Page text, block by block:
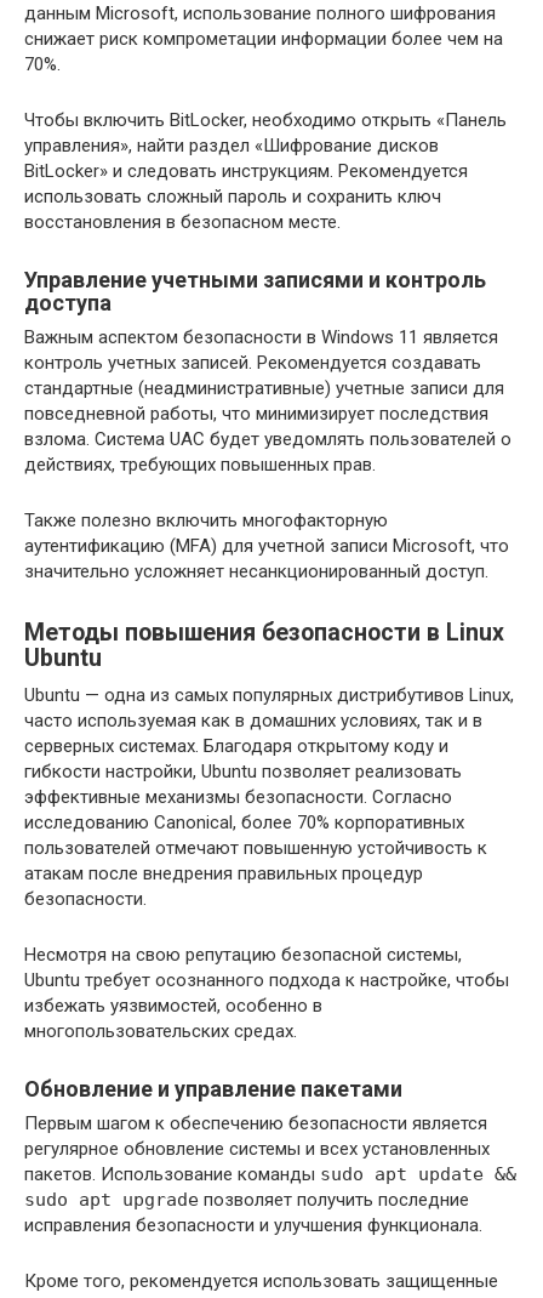
данным Microsoft, использование полного шифрования
снижает риск компрометации информации более чем на
70%.
Чтобы включить BitLocker, необходимо открыть «Панель
управления», найти раздел «Шифрование дисков
BitLocker» и следовать инструкциям. Рекомендуется
использовать сложный пароль и сохранить ключ
восстановления в безопасном месте.
Управление учетными записями и контроль
доступа
Важным аспектом безопасности в Windows 11 является
контроль учетных записей. Рекомендуется создавать
стандартные (неадминистративные) учетные записи для
повседневной работы, что минимизирует последствия
взлома. Система UAC будет уведомлять пользователей о
действиях, требующих повышенных прав.
Также полезно включить многофакторную
аутентификацию (MFA) для учетной записи Microsoft, что
значительно усложняет несанкционированный доступ.
Методы повышения безопасности в Linux
Ubuntu
Ubuntu — одна из самых популярных дистрибутивов Linux,
часто используемая как в домашних условиях, так и в
серверных системах. Благодаря открытому коду и
гибкости настройки, Ubuntu позволяет реализовать
эффективные механизмы безопасности. Согласно
исследованию Canonical, более 70% корпоративных
пользователей отмечают повышенную устойчивость к
атакам после внедрения правильных процедур
безопасности.
Несмотря на свою репутацию безопасной системы,
Ubuntu требует осознанного подхода к настройке, чтобы
избежать уязвимостей, особенно в
многопользовательских средах.
Обновление и управление пакетами
Первым шагом к обеспечению безопасности является
регулярное обновление системы и всех установленных
пакетов. Использование команды sudo apt update &&
sudo apt upgrade позволяет получить последние
исправления безопасности и улучшения функционала.
Кроме того, рекомендуется использовать защищенные